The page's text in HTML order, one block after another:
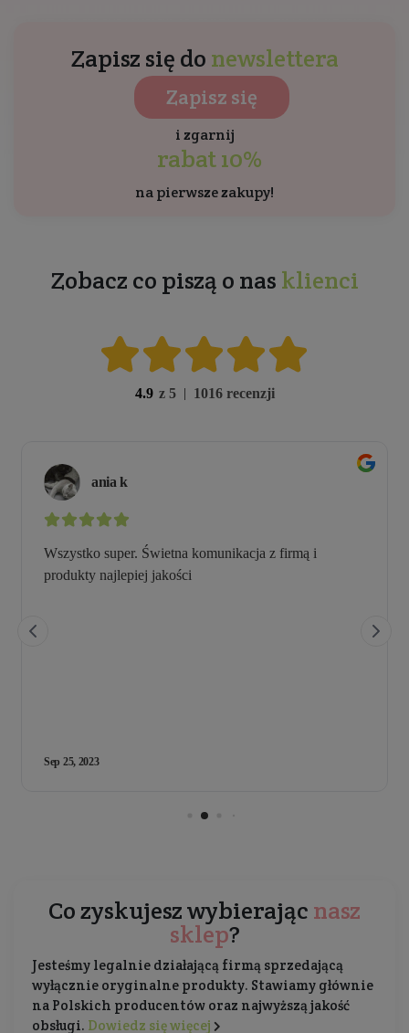
Zapisz się do newslettera
Zapisz się
i zgarnij
rabat 10%
na pierwsze zakupy!
Zobacz co piszą o nas klienci
Co zyskujesz wybierając nasz
sklep?
Jesteśmy legalnie działającą firmą sprzedającą
wyłącznie oryginalne produkty. Stawiamy głównie
na Polskich producentów oraz najwyższą jakość
obsługi. Dowiedz się więcej